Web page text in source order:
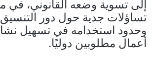
إلى تسوية وضعه القانوني، في
تساؤلات جدية حول دور التنسيق
وحدود استخدامه في تسهيل
أعمال مطلوبين دوليًا.